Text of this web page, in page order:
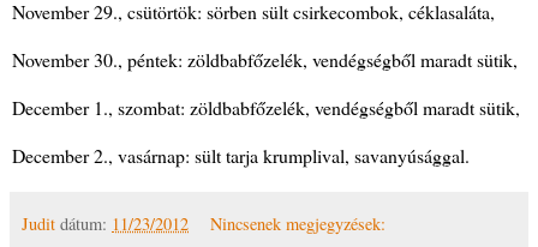
November 29., csütörtök: sörben sült csirkecombok, céklasaláta,
November 30., péntek: zöldbabfőzelék, vendégségből maradt sütik,
December 1., szombat: zöldbabfőzelék, vendégségből maradt sütik,
December 2., vasárnap: sült tarja krumplival, savanyúsággal.
Judit dátum: 11/23/2012 Nincsenek megjegyzések: